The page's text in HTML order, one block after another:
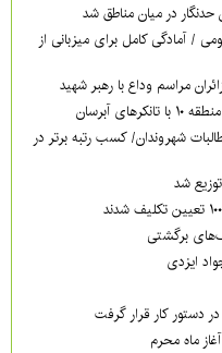
عزای عمومی / آمادگی کامل برای میزبانی از
آبرسان
به مطالبات شهروندان/ کسب رتبه برتر در
ماه محرم